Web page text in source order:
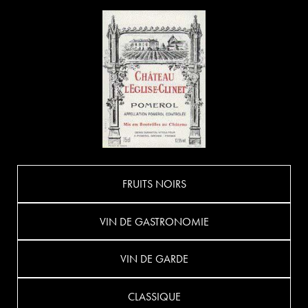
FRUITS NOIRS
VIN DE GASTRONOMIE
VIN DE GARDE
CLASSIQUE